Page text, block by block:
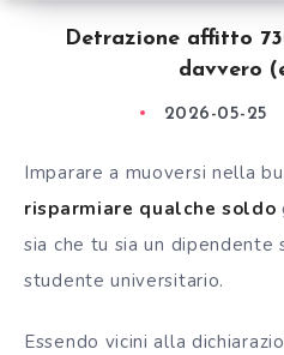
Detrazione affitto
davvero
2026-05-25
Imparare a muoversi nella
risparmiare qualche soldo
sia che tu sia un dipendente
studente universitario.
Essendo vicini alla